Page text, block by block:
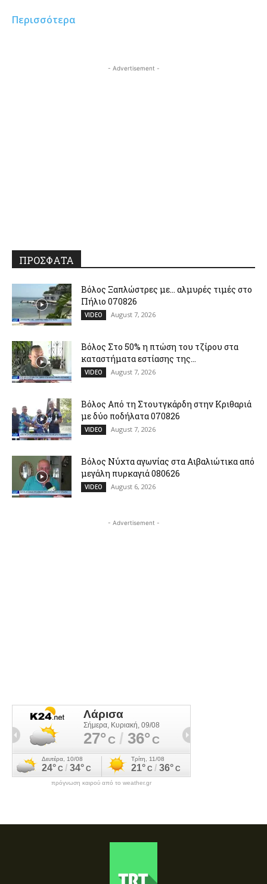
Περισσότερα
- Advertisement -
ΠΡΟΣΦΑΤΑ
Βόλος Ξαπλώστρες με… αλμυρές τιμές στο
Πήλιο 070826
VIDEO August 7, 2026
Βόλος Στο 50% η πτώση του τζίρου στα
καταστήματα εστίασης της...
VIDEO August 7, 2026
Βόλος Από τη Στουτγκάρδη στην Κριθαριά
με δύο ποδήλατα 070826
VIDEO August 7, 2026
Βόλος Νύχτα αγωνίας στα Αιβαλιώτικα από
μεγάλη πυρκαγιά 080626
VIDEO August 6, 2026
- Advertisement -
πρόγνωση καιρού από το weather.gr